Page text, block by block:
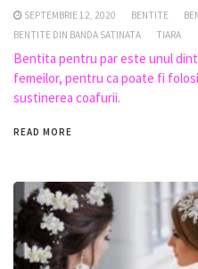
SEPTEMBRIE 12, 2020 BENTITE
BENTITE DIN BANDA SATINATA
TIARA
Bentita pentru par este unul
femeilor, pentru ca poate fi
sustinerea coafurii.
READ MORE